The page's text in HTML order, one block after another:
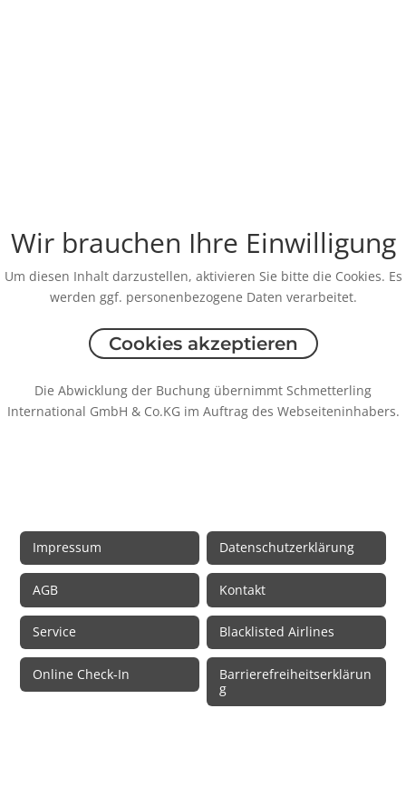
Wir brauchen Ihre Einwilligung
Um diesen Inhalt darzustellen, aktivieren Sie bitte die Cookies. Es
werden ggf. personenbezogene Daten verarbeitet.
Cookies akzeptieren
Die Abwicklung der Buchung übernimmt Schmetterling
International GmbH & Co.KG im Auftrag des Webseiteninhabers.
Impressum Datenschutzerklärung
AGB Kontakt
Service Blacklisted Airlines
Online Check-In
Barrierefreiheitserklärun
g